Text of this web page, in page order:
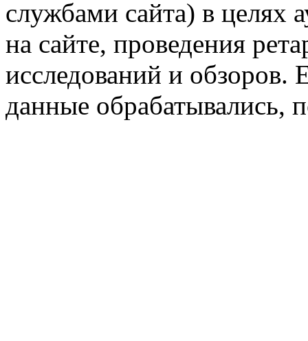
службами сайта) в целях
на сайте, проведения
исследований и обзоров.
данные обрабатывались,